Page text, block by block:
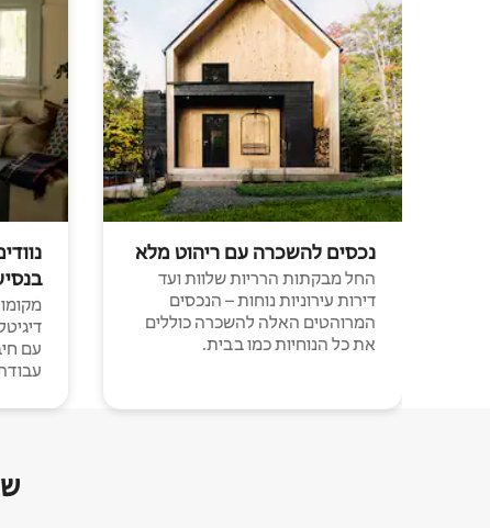
נכסים להשכרה עם ריהוט מלא
החל מבקתות הרריות שלוות ועד
דירות עירוניות נוחות – הנכסים
המרוהטים האלה להשכרה כוללים
את כל הנוחיות כמו בבית.